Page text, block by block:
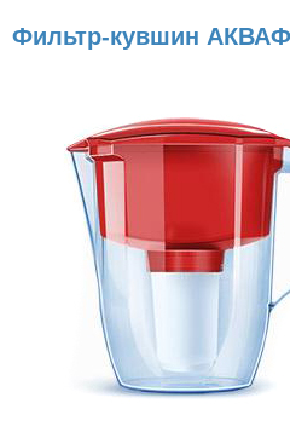
Фильтр-кувшин